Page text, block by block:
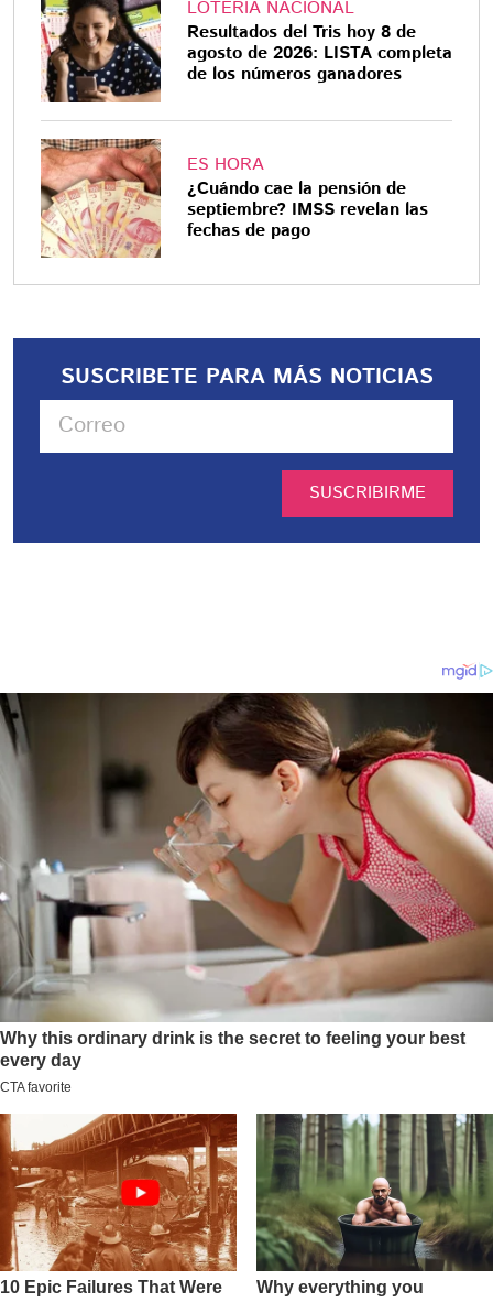
LOTERÍA NACIONAL
Resultados del Tris hoy 8 de
agosto de 2026: LISTA completa
de los números ganadores
ES HORA
¿Cuándo cae la pensión de
septiembre? IMSS revelan las
fechas de pago
SUSCRIBETE PARA MÁS NOTICIAS
SUSCRIBIRME